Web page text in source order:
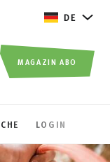
DE
LOGIN
MAGAZIN ABO